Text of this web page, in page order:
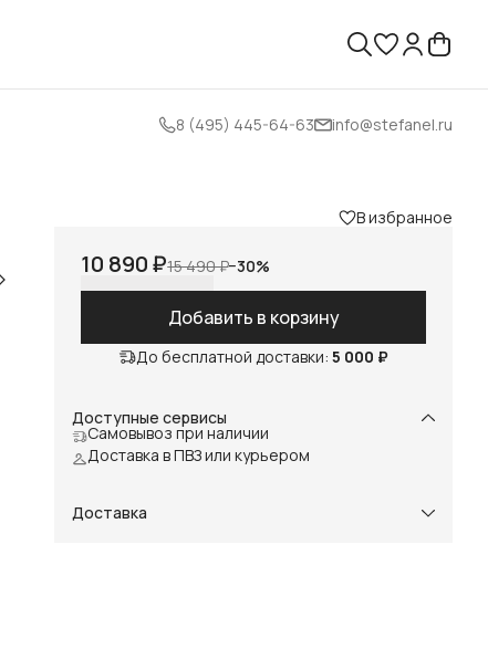
8 (495) 445-64-63 info@stefanel.ru
В избранное
10 890 ₽15 490 ₽−30%
Добавить в корзину
До бесплатной доставки: 5 000 ₽
Доступные сервисы
Самовывоз при наличии
Доставка в ПВЗ или курьером
Доставка